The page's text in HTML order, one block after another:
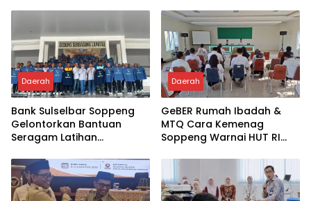
Daerah
Bank Sulselbar Soppeng
Gelontorkan Bantuan
Seragam Latihan
Daerah
GeBER Rumah Ibadah &
MTQ Cara Kemenag
Soppeng Warnai HUT RI